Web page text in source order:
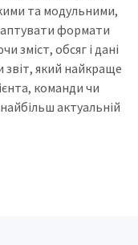
та модульними,
формати
зміст, обсяг і дані
який найкраще
команди чи
актуальній